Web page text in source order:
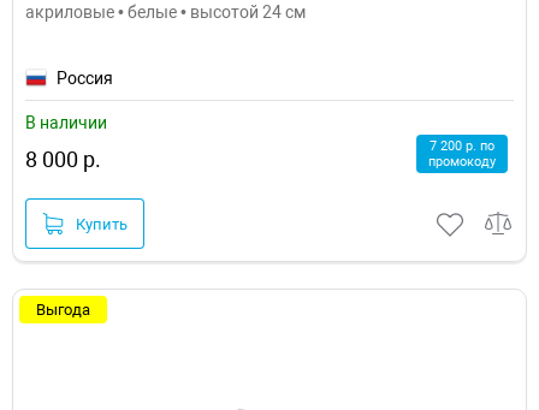
акриловые • белые • высотой 24 см
Россия
В наличии
8 000 р.
7 200 р. по
промокоду
Купить
Выгода